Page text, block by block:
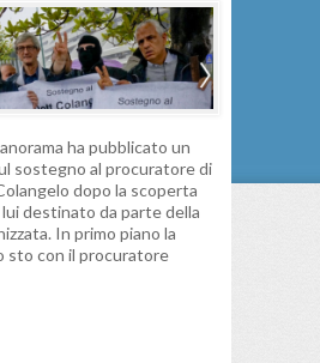
ha pubblicato un
sostegno al procuratore di
dopo la scoperta
lui destinato da parte della
In primo piano la
sto con il procuratore